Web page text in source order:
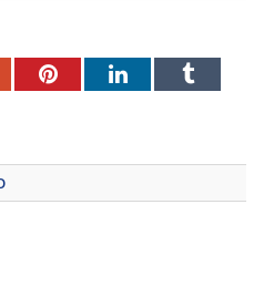
PinterestLinkedInTumblr